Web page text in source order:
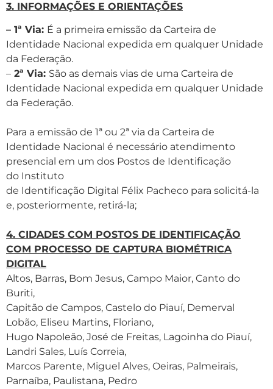
3. INFORMAÇÕES E ORIENTAÇÕES
– 1ª Via: É a primeira emissão da Carteira de
Identidade Nacional expedida em qualquer Unidade
da Federação.
– 2ª Via: São as demais vias de uma Carteira de
Identidade Nacional expedida em qualquer Unidade
da Federação.
Para a emissão de 1ª ou 2ª via da Carteira de
Identidade Nacional é necessário atendimento
presencial em um dos Postos de Identificação
do Instituto
de Identificação Digital Félix Pacheco para solicitá-la
e, posteriormente, retirá-la;
4. CIDADES COM POSTOS DE IDENTIFICAÇÃO
COM PROCESSO DE CAPTURA BIOMÉTRICA
DIGITAL
Altos, Barras, Bom Jesus, Campo Maior, Canto do
Buriti,
Capitão de Campos, Castelo do Piauí, Demerval
Lobão, Eliseu Martins, Floriano,
Hugo Napoleão, José de Freitas, Lagoinha do Piauí,
Landri Sales, Luís Correia,
Marcos Parente, Miguel Alves, Oeiras, Palmeirais,
Parnaíba, Paulistana, Pedro